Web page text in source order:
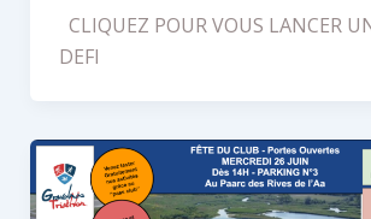
CLIQUEZ POUR VOUS LANCER
DEFI